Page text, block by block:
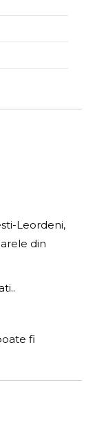
Leordeni,
din
fi